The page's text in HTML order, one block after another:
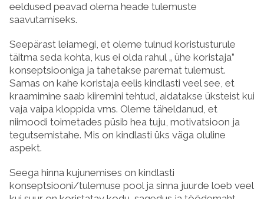
eeldused peavad olema heade tulemuste
saavutamiseks.
Seepärast leiamegi, et oleme tulnud koristusturule
täitma seda kohta, kus ei olda rahul „ ühe koristaja”
konseptsiooniga ja tahetakse paremat tulemust.
Samas on kahe koristaja eelis kindlasti veel see, et
kraamimine saab kiiremini tehtud, aidatakse üksteist kui
vaja vaipa kloppida vms. Oleme täheldanud, et
niimoodi toimetades püsib hea tuju, motivatsioon ja
tegutsemistahe. Mis on kindlasti üks väga oluline
aspekt.
Seega hinna kujunemises on kindlasti
konseptsiooni/tulemuse pool ja sinna juurde loeb veel